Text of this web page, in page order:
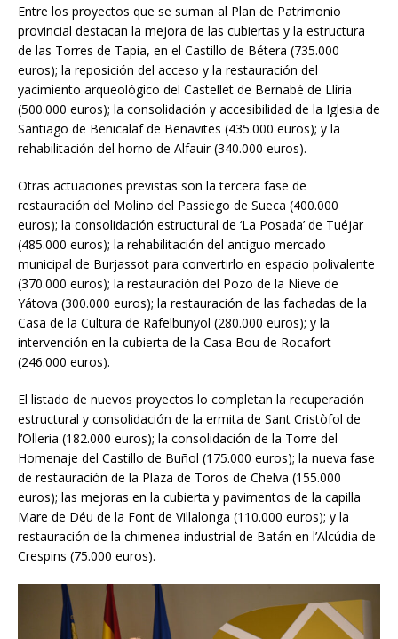
Entre los proyectos que se suman al Plan de Patrimonio
provincial destacan la mejora de las cubiertas y la estructura
de las Torres de Tapia, en el Castillo de Bétera (735.000
euros); la reposición del acceso y la restauración del
yacimiento arqueológico del Castellet de Bernabé de Llíria
(500.000 euros); la consolidación y accesibilidad de la Iglesia de
Santiago de Benicalaf de Benavites (435.000 euros); y la
rehabilitación del horno de Alfauir (340.000 euros).
Otras actuaciones previstas son la tercera fase de
restauración del Molino del Passiego de Sueca (400.000
euros); la consolidación estructural de ‘La Posada’ de Tuéjar
(485.000 euros); la rehabilitación del antiguo mercado
municipal de Burjassot para convertirlo en espacio polivalente
(370.000 euros); la restauración del Pozo de la Nieve de
Yátova (300.000 euros); la restauración de las fachadas de la
Casa de la Cultura de Rafelbunyol (280.000 euros); y la
intervención en la cubierta de la Casa Bou de Rocafort
(246.000 euros).
El listado de nuevos proyectos lo completan la recuperación
estructural y consolidación de la ermita de Sant Cristòfol de
l’Olleria (182.000 euros); la consolidación de la Torre del
Homenaje del Castillo de Buñol (175.000 euros); la nueva fase
de restauración de la Plaza de Toros de Chelva (155.000
euros); las mejoras en la cubierta y pavimentos de la capilla
Mare de Déu de la Font de Villalonga (110.000 euros); y la
restauración de la chimenea industrial de Batán en l’Alcúdia de
Crespins (75.000 euros).